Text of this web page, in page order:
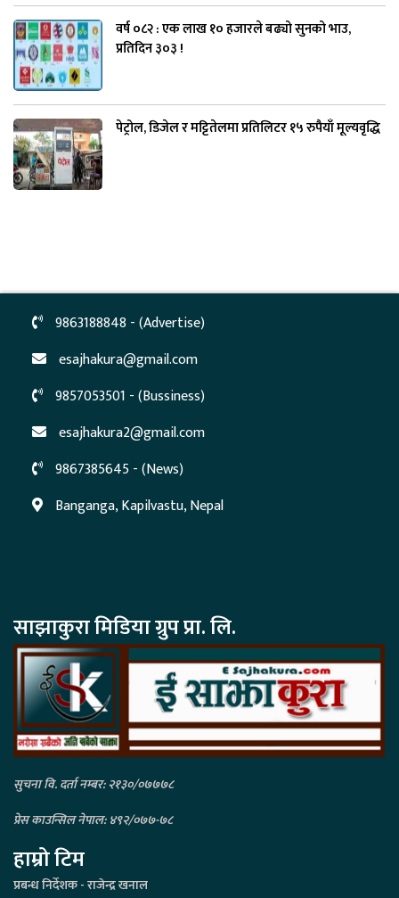
वर्ष ०८२ : एक लाख १० हजारले बढ्यो सुनको भाउ,
प्रतिदिन ३०३ !
पेट्रोल, डिजेल र मट्टितेलमा प्रतिलिटर १५ रुपैयाँ मूल्यवृद्धि
9863188848 - (Advertise)
esajhakura@gmail.com
9857053501 - (Bussiness)
esajhakura2@gmail.com
9867385645 - (News)
Banganga, Kapilvastu, Nepal
साझाकुरा मिडिया ग्रुप प्रा. लि.
सुचना वि. दर्ता नम्बर: २१३०/०७७७८
प्रेस काउन्सिल नेपाल: ४९२/०७७-७८
हाम्रो टिम
प्रबन्ध निर्देशक - राजेन्द्र खनाल